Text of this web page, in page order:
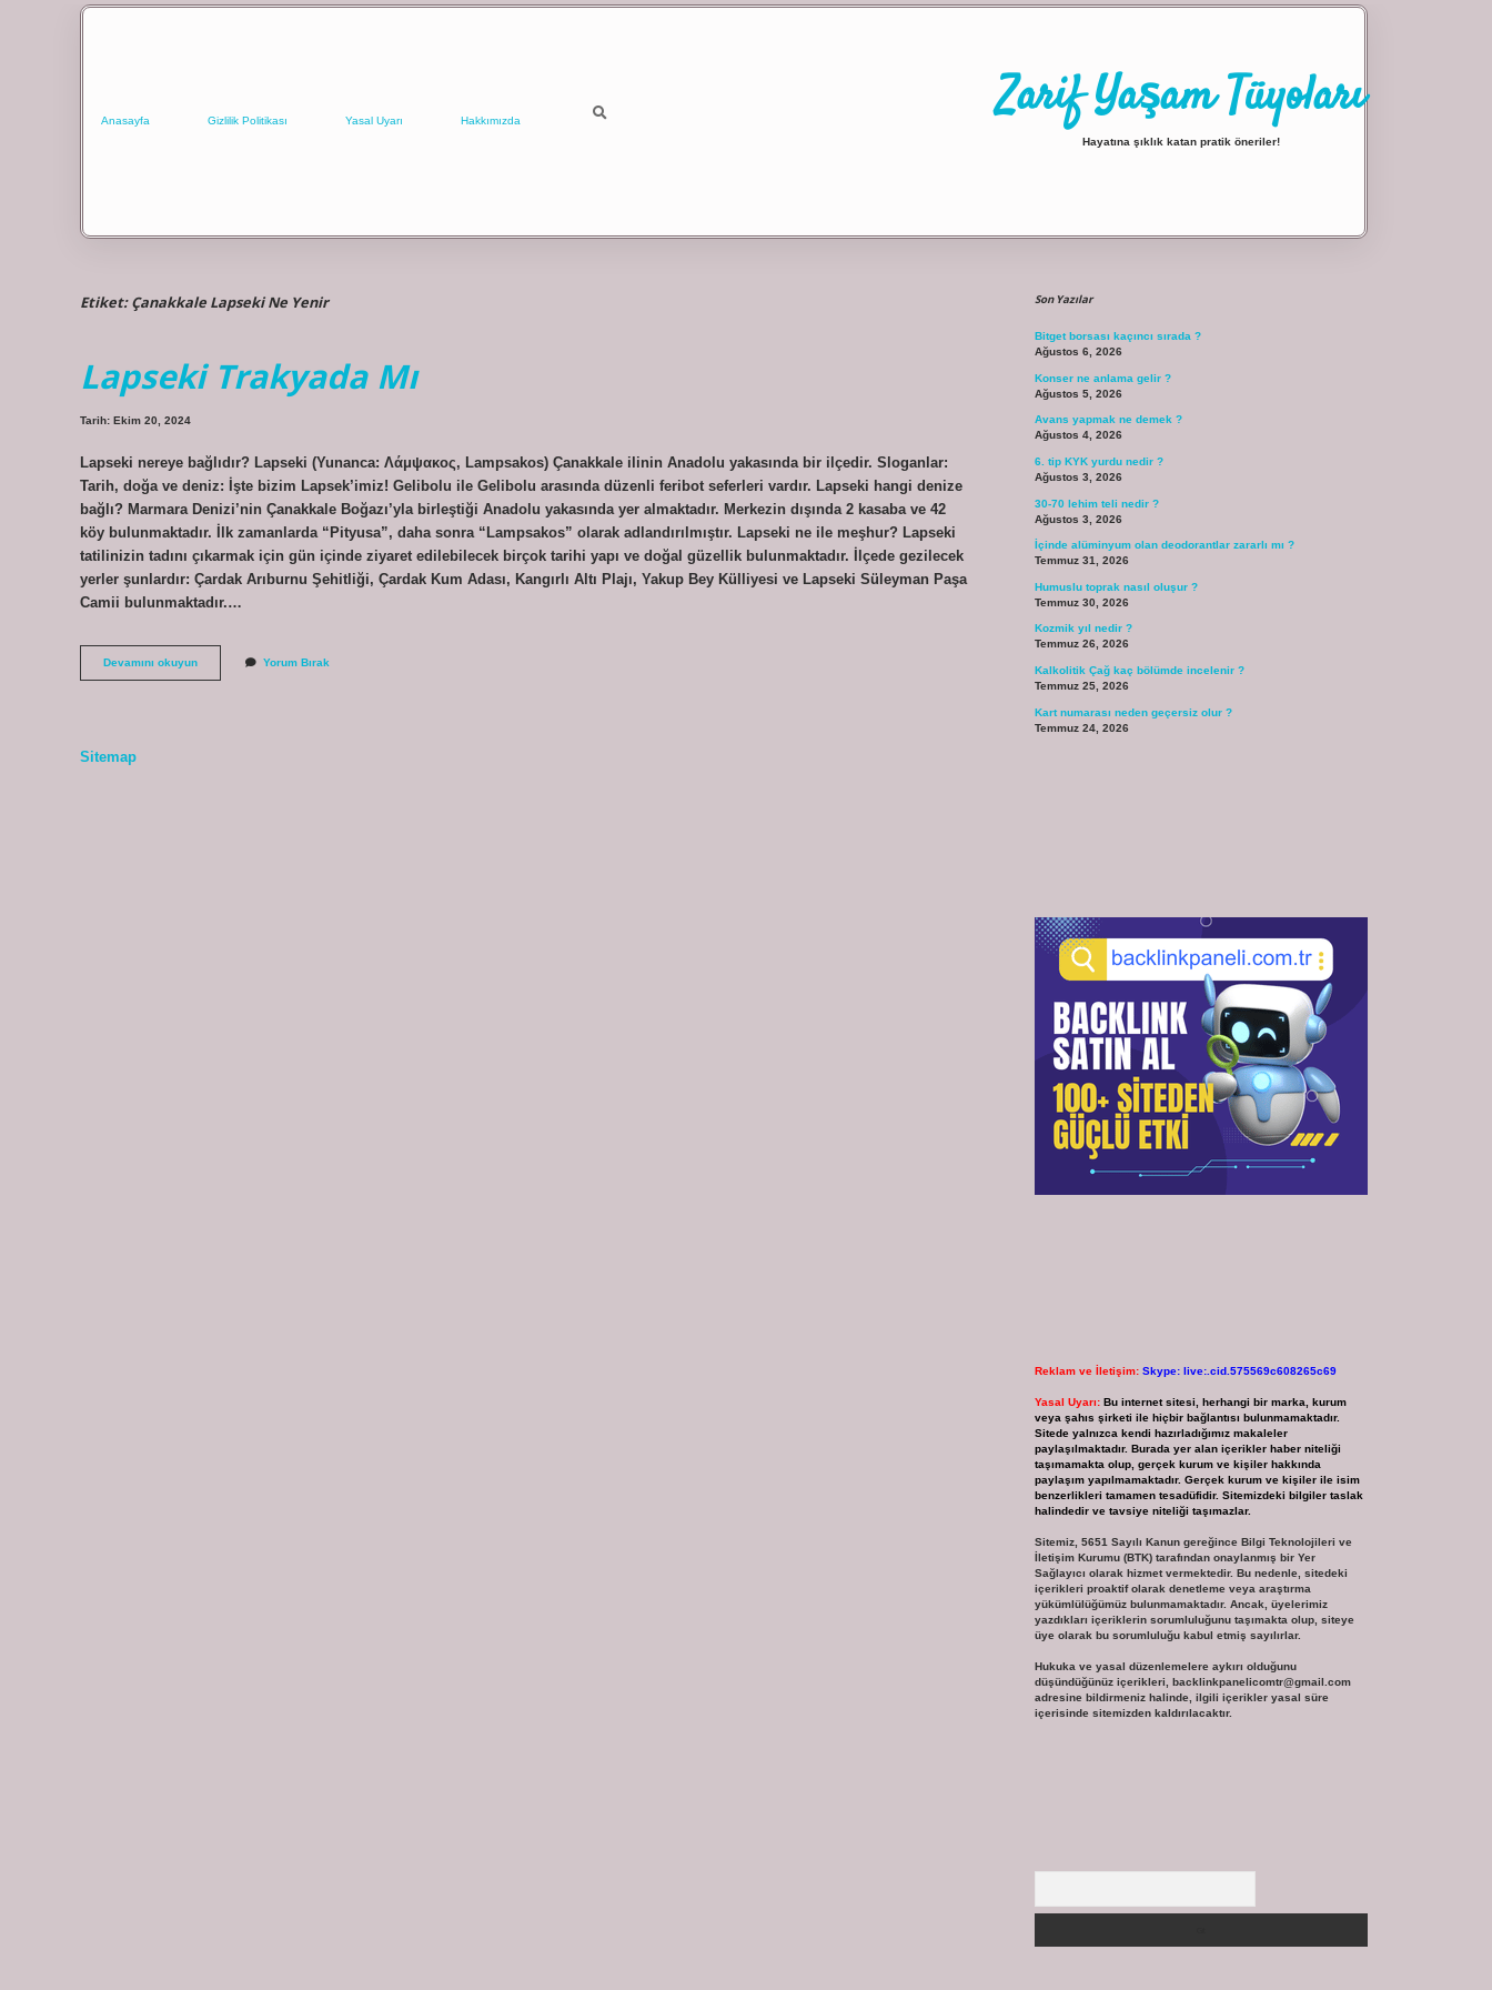
Anasayfa Gizlilik Politikası Yasal Uyarı Hakkımızda Zarif Yaşam Tüyoları
Hayatına şıklık katan pratik öneriler!
Etiket:Çanakkale Lapseki Ne Yenir
Lapseki Trakyada Mı
Tarih: Ekim 20, 2024
Lapseki nereye bağlıdır? Lapseki (Yunanca: Λάμψακος, Lampsakos) Çanakkale ilinin Anadolu yakasında bir ilçedir. Sloganlar:
Tarih, doğa ve deniz: İşte bizim Lapsek’imiz! Gelibolu ile Gelibolu arasında düzenli feribot seferleri vardır. Lapseki hangi denize
bağlı? Marmara Denizi’nin Çanakkale Boğazı’yla birleştiği Anadolu yakasında yer almaktadır. Merkezin dışında 2 kasaba ve 42
köy bulunmaktadır. İlk zamanlarda “Pityusa”, daha sonra “Lampsakos” olarak adlandırılmıştır. Lapseki ne ile meşhur? Lapseki
tatilinizin tadını çıkarmak için gün içinde ziyaret edilebilecek birçok tarihi yapı ve doğal güzellik bulunmaktadır. İlçede gezilecek
yerler şunlardır: Çardak Arıburnu Şehitliği, Çardak Kum Adası, Kangırlı Altı Plajı, Yakup Bey Külliyesi ve Lapseki Süleyman Paşa
Camii bulunmaktadır.…
Devamını okuyunLapseki
Trakyada
Yorum Bırak
Sitemap
Son Yazılar
Bitget borsası kaçıncı sırada ?
Ağustos 6, 2026
Konser ne anlama gelir ?
Ağustos 5, 2026
Avans yapmak ne demek ?
Ağustos 4, 2026
6. tip KYK yurdu nedir ?
Ağustos 3, 2026
30-70 lehim teli nedir ?
Ağustos 3, 2026
İçinde alüminyum olan deodorantlar zararlı mı ?
Temmuz 31, 2026
Humuslu toprak nasıl oluşur ?
Temmuz 30, 2026
Kozmik yıl nedir ?
Temmuz 26, 2026
Kalkolitik Çağ kaç bölümde incelenir ?
Temmuz 25, 2026
Kart numarası neden geçersiz olur ?
Temmuz 24, 2026
Reklam ve İletişim: Skype: live:.cid.575569c608265c69
Yasal Uyarı: Bu internet sitesi, herhangi bir marka, kurum
veya şahıs şirketi ile hiçbir bağlantısı bulunmamaktadır.
Sitede yalnızca kendi hazırladığımız makaleler
paylaşılmaktadır. Burada yer alan içerikler haber niteliği
taşımamakta olup, gerçek kurum ve kişiler hakkında
paylaşım yapılmamaktadır. Gerçek kurum ve kişiler ile isim
benzerlikleri tamamen tesadüfidir. Sitemizdeki bilgiler taslak
halindedir ve tavsiye niteliği taşımazlar.
Sitemiz, 5651 Sayılı Kanun gereğince Bilgi Teknolojileri ve
İletişim Kurumu (BTK) tarafından onaylanmış bir Yer
Sağlayıcı olarak hizmet vermektedir. Bu nedenle, sitedeki
içerikleri proaktif olarak denetleme veya araştırma
yükümlülüğümüz bulunmamaktadır. Ancak, üyelerimiz
yazdıkları içeriklerin sorumluluğunu taşımakta olup, siteye
üye olarak bu sorumluluğu kabul etmiş sayılırlar.
Hukuka ve yasal düzenlemelere aykırı olduğunu
düşündüğünüz içerikleri, backlinkpanelicomtr@gmail.com
adresine bildirmeniz halinde, ilgili içerikler yasal süre
içerisinde sitemizden kaldırılacaktır.